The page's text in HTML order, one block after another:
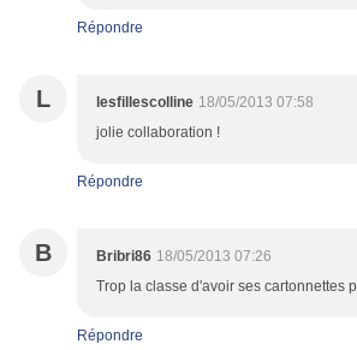
Répondre
L lesfillescolline 18/05/2013 07:58
jolie collaboration !
Répondre
B Bribri86 18/05/2013 07:26
Trop la classe d'avoir ses cartonnettes
Répondre